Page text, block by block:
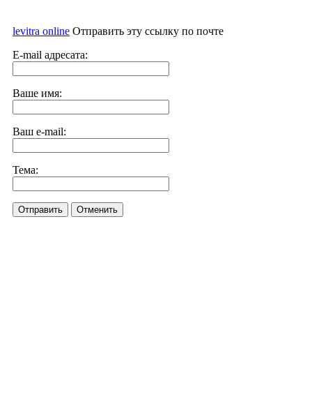
levitra online Отправить эту ссылку по почте
E-mail адресата:
Ваше имя:
Ваш e-mail:
Тема:
Отправить Отменить